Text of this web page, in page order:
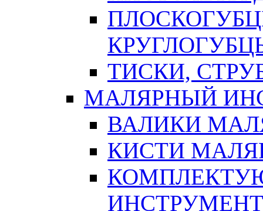
ТИСКИ,
МАЛЯРНЫЙ
ВАЛИКИ
КИСТИ